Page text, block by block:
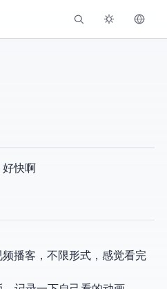
好快啊
，视频/播客，不限形式，感觉看完